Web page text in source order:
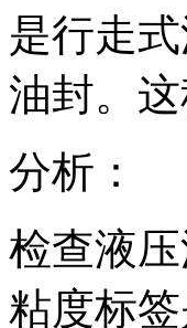
是行走
油封。
分析：
检查液
粘度标